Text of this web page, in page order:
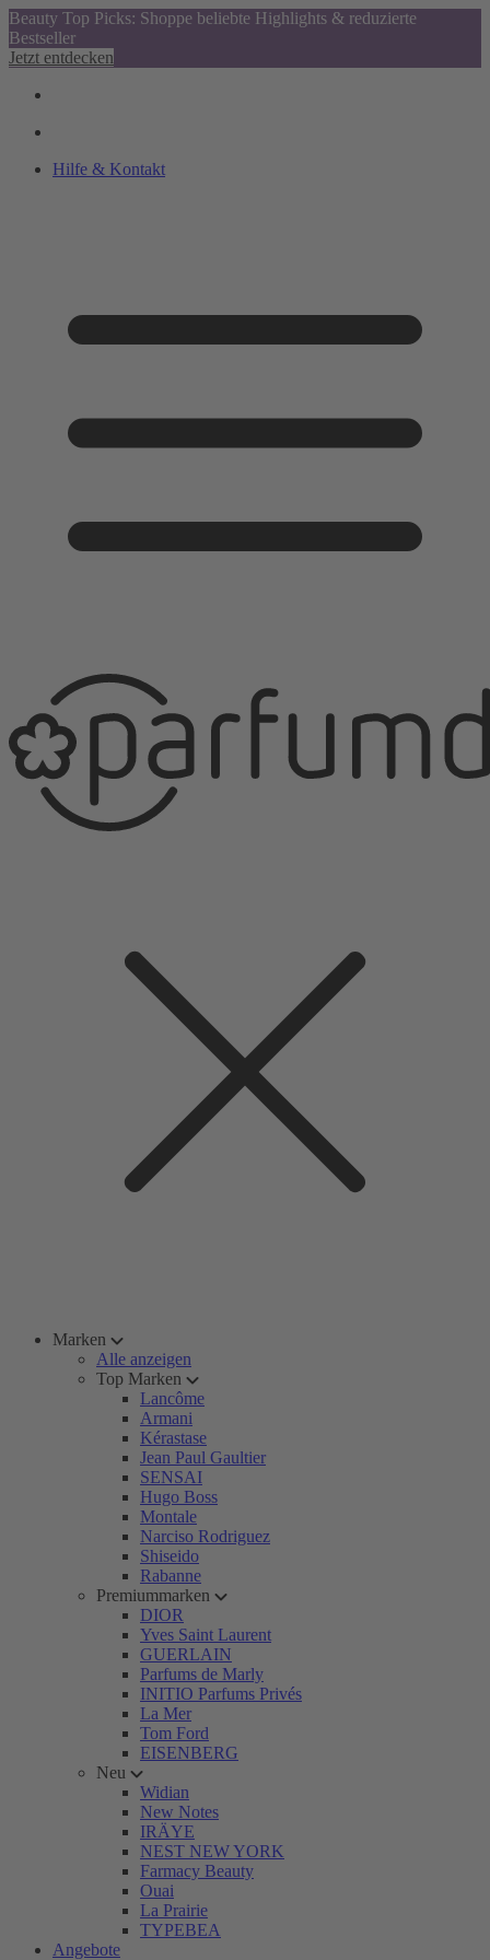
Beauty Top Picks: Shoppe beliebte Highlights & reduzierte
Bestseller
Jetzt entdecken
Hilfe & Kontakt
Marken
Alle anzeigen
Top Marken
Lancôme
Armani
Kérastase
Jean Paul Gaultier
SENSAI
Hugo Boss
Montale
Narciso Rodriguez
Shiseido
Rabanne
Premiummarken
DIOR
Yves Saint Laurent
GUERLAIN
Parfums de Marly
INITIO Parfums Privés
La Mer
Tom Ford
EISENBERG
Neu
Widian
New Notes
IRÄYE
NEST NEW YORK
Farmacy Beauty
Ouai
La Prairie
TYPEBEA
Angebote